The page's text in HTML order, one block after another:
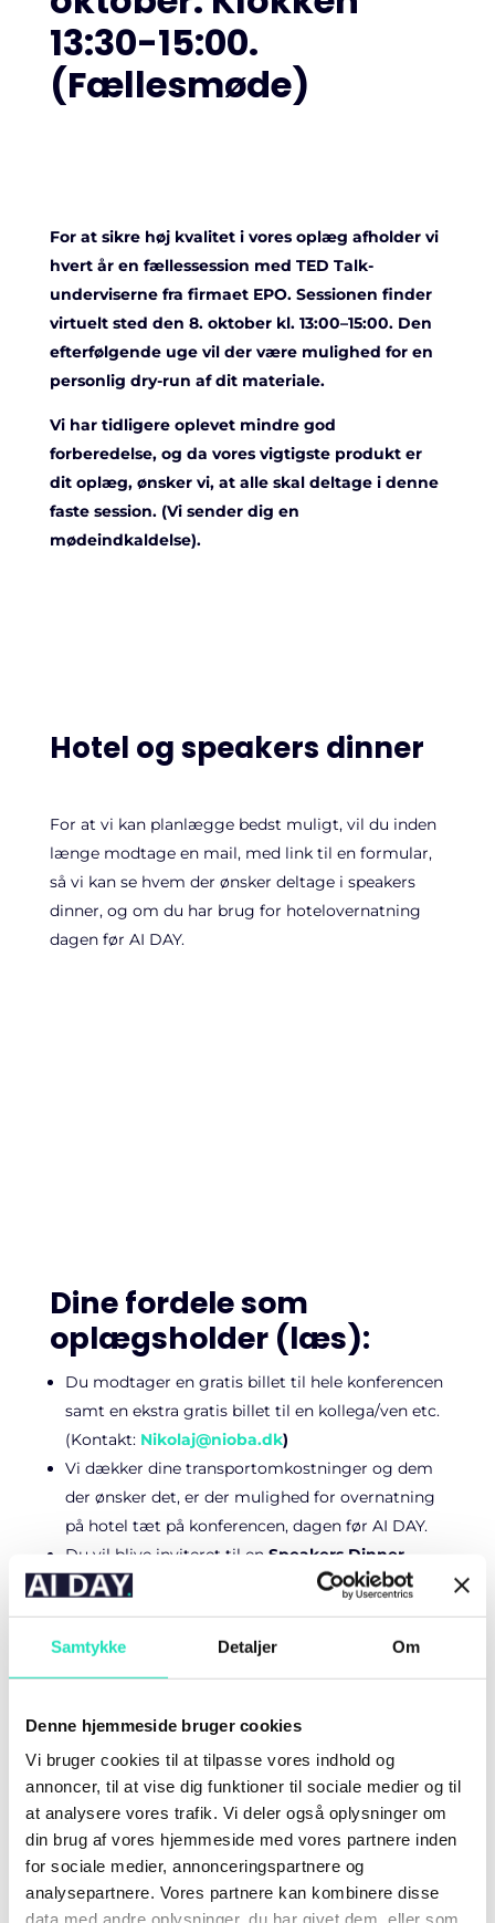
Samtykke Detaljer Om
Denne hjemmeside bruger cookies
Vi bruger cookies til at tilpasse vores indhold og
annoncer, til at vise dig funktioner til sociale medier og til
at analysere vores trafik. Vi deler også oplysninger om
din brug af vores hjemmeside med vores partnere inden
for sociale medier, annonceringspartnere og
analysepartnere. Vores partnere kan kombinere disse
data med andre oplysninger, du har givet dem, eller som
13:30-15:00.
(Fællesmøde)
For at sikre høj kvalitet i vores oplæg afholder vi
hvert år en fællessession med TED Talk-
underviserne fra firmaet EPO. Sessionen finder
virtuelt sted den 8. oktober kl. 13:00–15:00. Den
efterfølgende uge vil der være mulighed for en
personlig dry-run af dit materiale.
Vi har tidligere oplevet mindre god
forberedelse, og da vores vigtigste produkt er
dit oplæg, ønsker vi, at alle skal deltage i denne
faste session. (Vi sender dig en
mødeindkaldelse).
Hotel og speakers dinner
For at vi kan planlægge bedst muligt, vil du inden
længe modtage en mail, med link til en formular,
så vi kan se hvem der ønsker deltage i speakers
dinner, og om du har brug for hotelovernatning
dagen før AI DAY.
Dine fordele som
oplægsholder (læs):
Du modtager en gratis billet til hele konferencen
samt en ekstra gratis billet til en kollega/ven etc.
(Kontakt: Nikolaj@nioba.dk)
Vi dækker dine transportomkostninger og dem
der ønsker det, er der mulighed for overnatning
på hotel tæt på konferencen, dagen før AI DAY.
Du vil blive inviteret til en Speakers Dinner
aftenen før konferencen, hvilket giver en
fantastisk mulighed for at netværke med andre
oplægsholdere og nyde god mad i rolige
Din deltagelse giver en unik platform for at nå et
publikum af AI-entusiaster, teknikere,
beslutningstagere og andre professionelle. Vi
arbejder på, at give dig den bedste eksponering
under hele forløbet.
En evaluering af tilhørerne af din session er
mulig lige efter afslutningen. Dine tilhører har